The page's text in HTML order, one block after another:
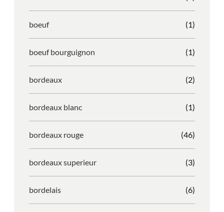
boeuf (1)
boeuf bourguignon (1)
bordeaux (2)
bordeaux blanc (1)
bordeaux rouge (46)
bordeaux superieur (3)
bordelais (6)